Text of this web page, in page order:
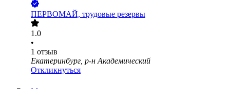
ПЕРВОМАЙ, трудовые резервы
1.0
•
1 отзыв
Екатеринбург, р-н Академический
Откликнуться